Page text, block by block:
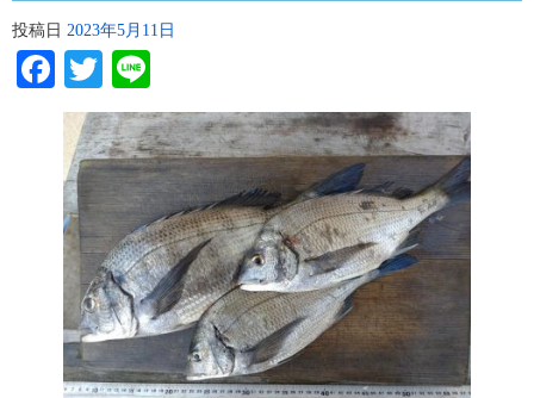
投稿日 2023年5月11日
Facebook
Twitter